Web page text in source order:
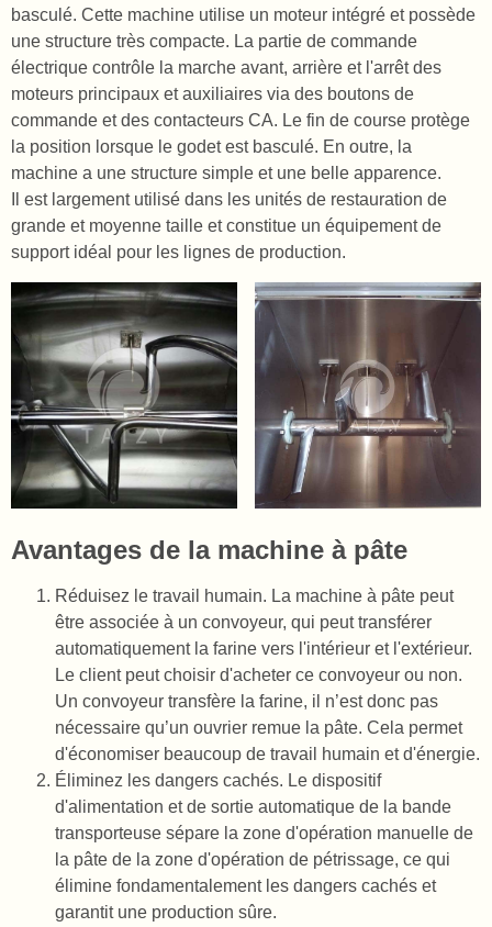
basculé. Cette machine utilise un moteur intégré et possède
une structure très compacte. La partie de commande
électrique contrôle la marche avant, arrière et l'arrêt des
moteurs principaux et auxiliaires via des boutons de
commande et des contacteurs CA. Le fin de course protège
la position lorsque le godet est basculé. En outre, la
machine a une structure simple et une belle apparence.
Il est largement utilisé dans les unités de restauration de
grande et moyenne taille et constitue un équipement de
support idéal pour les lignes de production.
Avantages de la machine à pâte
Réduisez le travail humain. La machine à pâte peut
être associée à un convoyeur, qui peut transférer
automatiquement la farine vers l'intérieur et l'extérieur.
Le client peut choisir d'acheter ce convoyeur ou non.
Un convoyeur transfère la farine, il n’est donc pas
nécessaire qu’un ouvrier remue la pâte. Cela permet
d'économiser beaucoup de travail humain et d'énergie.
Éliminez les dangers cachés. Le dispositif
d'alimentation et de sortie automatique de la bande
transporteuse sépare la zone d'opération manuelle de
la pâte de la zone d'opération de pétrissage, ce qui
élimine fondamentalement les dangers cachés et
garantit une production sûre.